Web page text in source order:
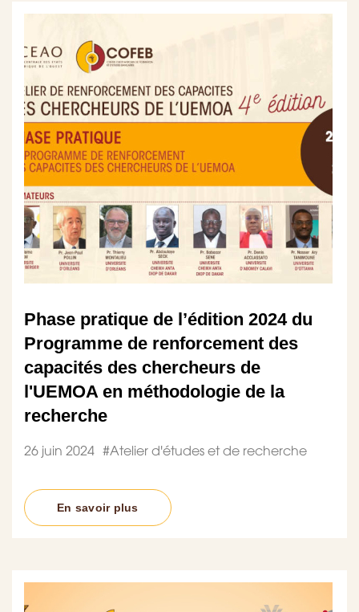
Phase pratique de l’édition 2024 du
Programme de renforcement des
capacités des chercheurs de
l'UEMOA en méthodologie de la
recherche
26 juin 2024 #Atelier d'études et de recherche
En savoir plus